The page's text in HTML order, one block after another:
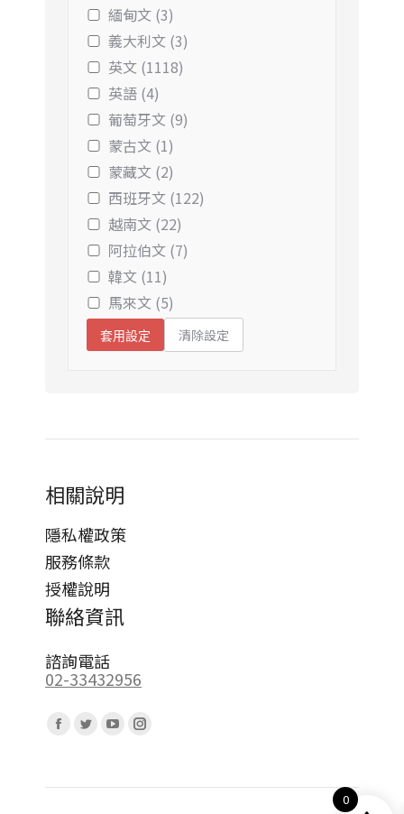
緬甸文 (3)
義大利文 (3)
英文 (1118)
英語 (4)
葡萄牙文 (9)
蒙古文 (1)
蒙藏文 (2)
西班牙文 (122)
越南文 (22)
阿拉伯文 (7)
韓文 (11)
馬來文 (5)
套用設定 清除設定
相關說明
隱私權政策
服務條款
授權說明
聯絡資訊
諮詢電話
02-33432956
Facebook
opens
Twitter
opens
YouTube
opens
Instagram
opens
0